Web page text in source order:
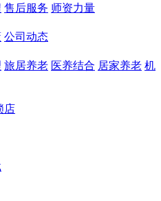
售后服务 师资力量
公司动态
旅居养老 医养结合 居家养老 机
店